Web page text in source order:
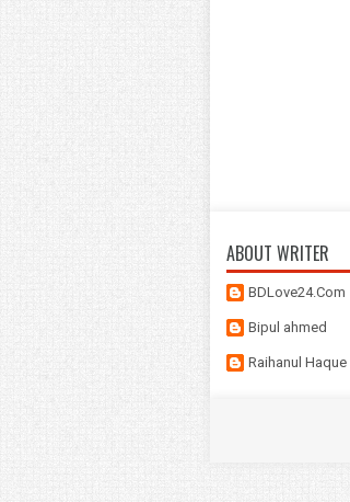
ABOUT WRITER
BDLove24.Com
Bipul ahmed
Raihanul Haque